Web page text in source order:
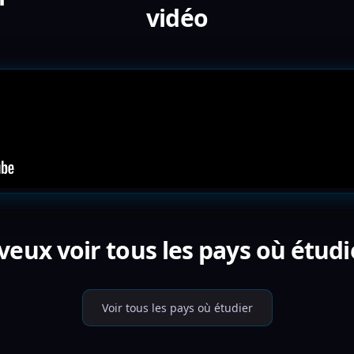
vidéo
voir tous les pays où
Voir tous les pays où étudier